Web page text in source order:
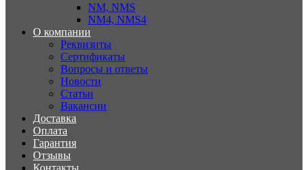
NM, NMS
NM4, NMS4
О компании
Реквизиты
Сертификаты
Вопросы и ответы
Новости
Статьи
Вакансии
Доставка
Оплата
Гарантия
Отзывы
Контакты